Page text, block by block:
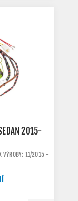
2015-
VÝROBY: 11/2015 -